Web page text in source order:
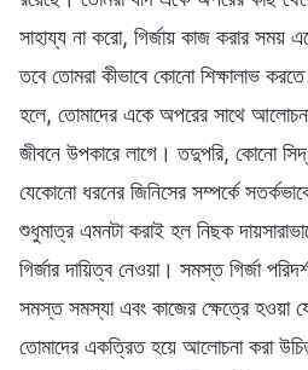
সাহায্য না করো, গির্জায় কাজ করার সময়
তবে তোমরা কীভাবে কোনো শিক্ষালাভ
হলে, তোমাদের একে অপরের সাথে
জীবনে উপকারে লাগে। তদুপরি, কোনো
যেকোনো ধরনের জিনিসের সম্পর্কে
শুধুমাত্র এমনটা করাই হল নিছক
গির্জার দায়িত্ব নেওয়া। সমস্ত গির্জা
সমস্ত সমস্যা এবং কাজের ক্ষেত্রে হওয়া
তোমাদের একত্রিত হয়ে আলোচনা করা